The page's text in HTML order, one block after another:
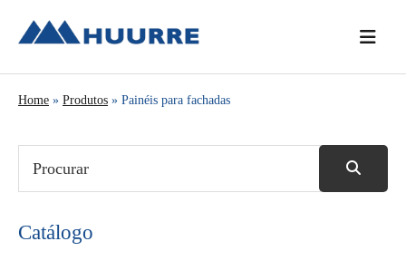
para
menu
content
para
barra
principal
Home » Produtos » Painéis para fachadas
Catálogo